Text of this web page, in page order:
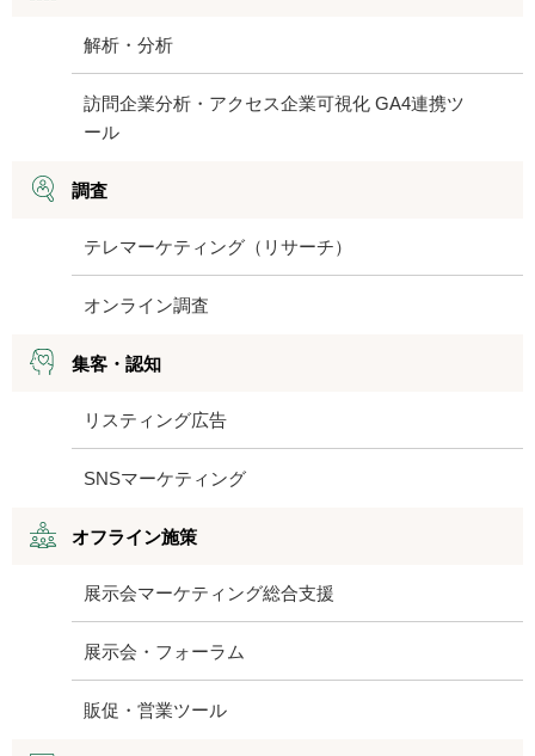
解析・分析
訪問企業分析・アクセス企業可視化 GA4連携ツ
ール
調査
テレマーケティング（リサーチ）
オンライン調査
集客・認知
リスティング広告
SNSマーケティング
オフライン施策
展示会マーケティング総合支援
展示会・フォーラム
販促・営業ツール